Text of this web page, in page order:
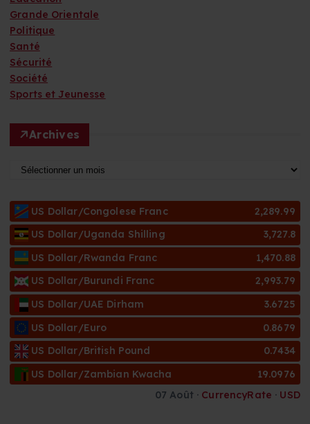
Grande Orientale
Politique
Santé
Sécurité
Société
Sports et Jeunesse
Archives
c
h
v
e
US Dollar/Congolese Franc
2,289.99
US Dollar/Uganda Shilling
3,727.8
US Dollar/Rwanda Franc
1,470.88
US Dollar/Burundi Franc
2,993.79
US Dollar/UAE Dirham
3.6725
US Dollar/Euro
0.8679
US Dollar/British Pound
0.7434
US Dollar/Zambian Kwacha
19.0976
07 Août · CurrencyRate · USD